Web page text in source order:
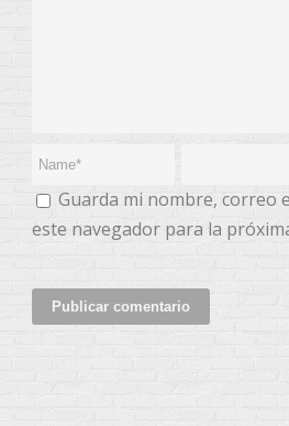
Guarda mi nombre, correo
este navegador para la